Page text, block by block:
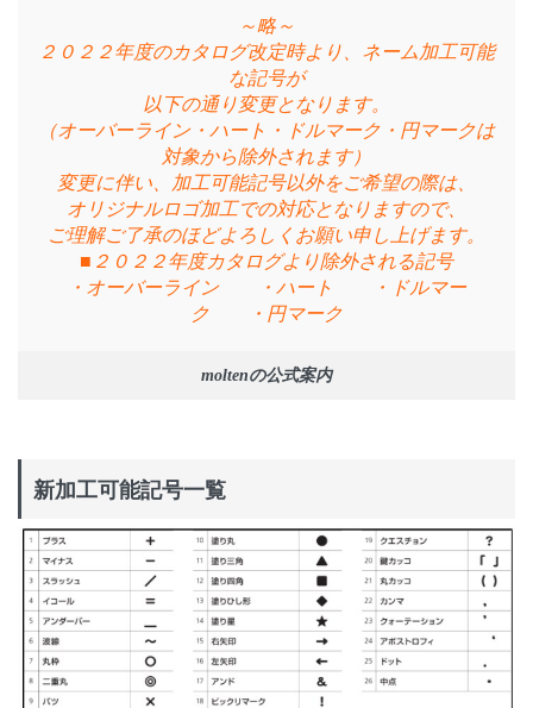
～略～
２０２２年度のカタログ改定時より、ネーム加工可能
な記号が
以下の通り変更となります。
（オーバーライン・ハート・ドルマーク・円マークは
対象から除外されます）
変更に伴い、加工可能記号以外をご希望の際は、
オリジナルロゴ加工での対応となりますので、
ご理解ご了承のほどよろしくお願い申し上げます。
■２０２２年度カタログより除外される記号
・オーバーライン ・ハート ・ドルマー
ク ・円マーク
moltenの公式案内
新加工可能記号一覧